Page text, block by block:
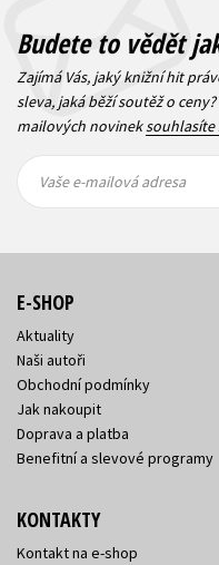
Budete to vědět
Zajímá Vás, jaký knižní hit
sleva, jaká běží soutěž o
mailových novineksouhlasíte
mailová
mailová
Vaše e-mailová adresa
E-SHOP
Aktuality
Naši autoři
Obchodní podmínky
Jak nakoupit
Doprava a platba
Benefitní a slevové programy
KONTAKTY
Kontakt na e-shop